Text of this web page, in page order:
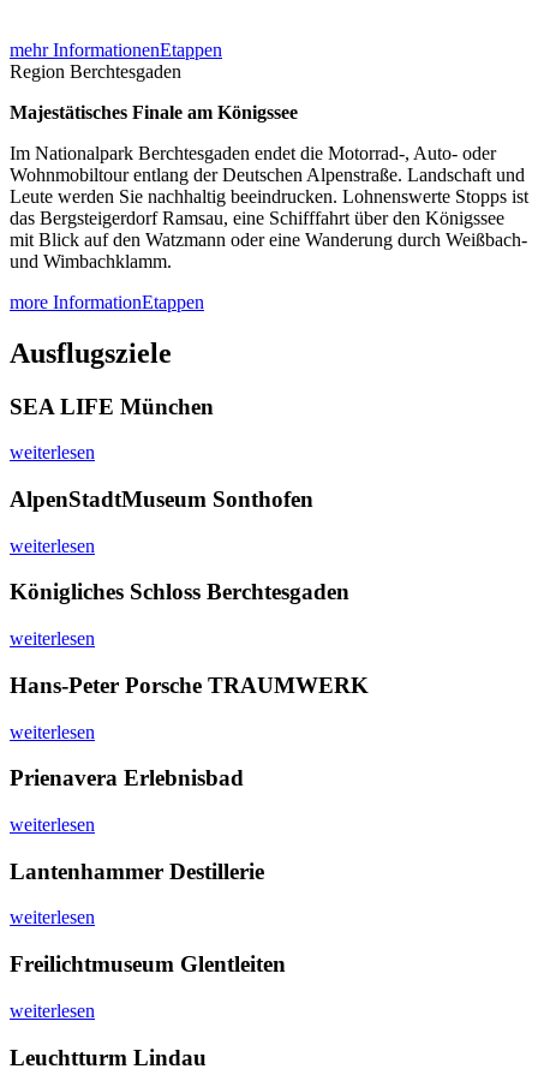
mehr InformationenEtappen
Region Berchtesgaden
Majestätisches Finale am Königssee
Im Nationalpark Berchtesgaden endet die Motorrad-, Auto- oder
Wohnmobiltour entlang der Deutschen Alpenstraße. Landschaft und
Leute werden Sie nachhaltig beeindrucken. Lohnenswerte Stopps ist
das Bergsteigerdorf Ramsau, eine Schifffahrt über den Königssee
mit Blick auf den Watzmann oder eine Wanderung durch Weißbach-
und Wimbachklamm.
more InformationEtappen
Ausflugsziele
SEA LIFE München
weiterlesen
AlpenStadtMuseum Sonthofen
weiterlesen
Königliches Schloss Berchtesgaden
weiterlesen
Hans-Peter Porsche TRAUMWERK
weiterlesen
Prienavera Erlebnisbad
weiterlesen
Lantenhammer Destillerie
weiterlesen
Freilichtmuseum Glentleiten
weiterlesen
Leuchtturm Lindau